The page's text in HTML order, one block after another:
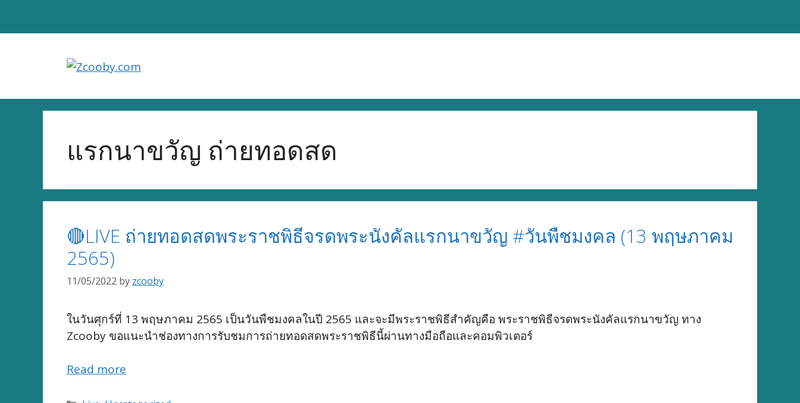
แรกนาขวัญ ถ่ายทอดสด
🔴LIVE ถ่ายทอดสดพระราชพิธีจรดพระนังคัลแรกนาขวัญ #วันพืชมงคล (13 พฤษภาคม
2565)
11/05/2022 by zcooby
ในวันศุกร์ที่ 13 พฤษภาคม 2565 เป็นวันพืชมงคลในปี 2565 และจะมีพระราชพิธีสำคัญคือ พระราชพิธีจรดพระนังคัลแรกนาขวัญ ทาง
Zcooby ขอแนะนำช่องทางการรับชมการถ่ายทอดสดพระราชพิธีนี้ผ่านทางมือถือและคอมพิวเตอร์
Read more